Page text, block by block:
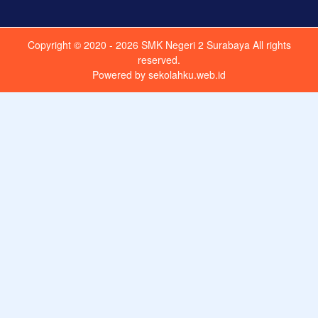
Copyright © 2020 - 2026 SMK Negeri 2 Surabaya All rights
reserved.
Powered by sekolahku.web.id